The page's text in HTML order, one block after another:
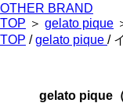
OTHER BRAND
TOP ＞ gelato pique
TOP /gelato pique /
gelato pique